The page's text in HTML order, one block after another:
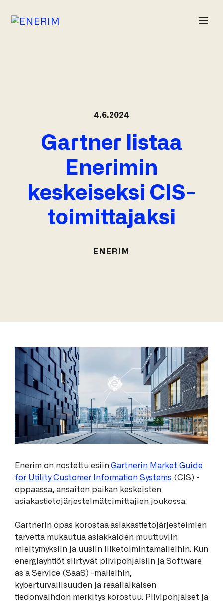
sisältöön
4.6.2024
Gartner listaa
Enerimin
keskeiseksi CIS-
toimittajaksi
ENERIM
Enerim on nostettu esiin Gartnerin Market Guide
for Utility Customer Information Systems (CIS) -
oppaassa, ansaiten paikan keskeisten
asiakastietojärjestelmätoimittajien joukossa.
Gartnerin opas korostaa asiakastietojärjestelmien
tarvetta mukautua asiakkaiden muuttuviin
mieltymyksiin ja uusiin liiketoimintamalleihin. Kun
energiayhtiöt siirtyvät pilvipohjaisiin ja Software
as a Service (SaaS) -malleihin,
kyberturvallisuuden ja reaaliaikaisen
tiedonvaihdon merkitys korostuu. Pilvipohjaiset ja